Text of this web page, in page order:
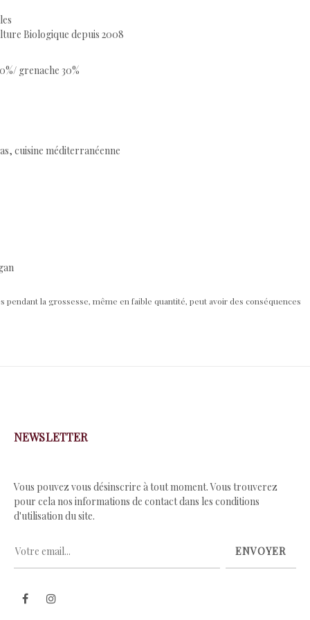
Biologique depuis 2008
grenache 30%
cuisine méditerranéenne
pendant la grossesse, même en faible quantité, peut avoir des conséquences
NEWSLETTER
Vous pouvez vous désinscrire à tout moment. Vous trouverez
pour cela nos informations de contact dans les conditions
d'utilisation du site.
ENVOYER
Facebook